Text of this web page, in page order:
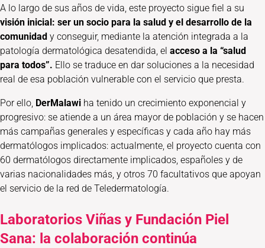
A lo largo de sus años de vida, este proyecto sigue fiel a su
visión inicial: ser un socio para la salud y el desarrollo de la
comunidad y conseguir, mediante la atención integrada a la
patología dermatológica desatendida, el acceso a la “salud
para todos”. Ello se traduce en dar soluciones a la necesidad
real de esa población vulnerable con el servicio que presta.
Por ello, DerMalawi ha tenido un crecimiento exponencial y
progresivo: se atiende a un área mayor de población y se hacen
más campañas generales y específicas y cada año hay más
dermatólogos implicados: actualmente, el proyecto cuenta con
60 dermatólogos directamente implicados, españoles y de
varias nacionalidades más, y otros 70 facultativos que apoyan
el servicio de la red de Teledermatología.
Laboratorios Viñas y Fundación Piel
Sana: la colaboración continúa